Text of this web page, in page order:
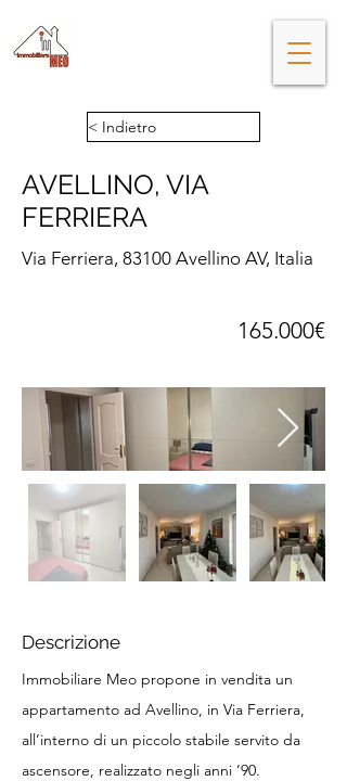
< Indietro
AVELLINO, VIA
FERRIERA
Via Ferriera, 83100 Avellino AV, Italia
165.000€
Descrizione
Immobiliare Meo propone in vendita un
appartamento ad Avellino, in Via Ferriera,
all’interno di un piccolo stabile servito da
ascensore, realizzato negli anni ’90.